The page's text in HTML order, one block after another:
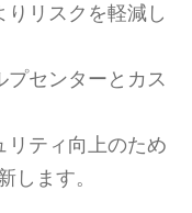
リスクを軽減し
プセンターとカス
リティ向上のため
します。